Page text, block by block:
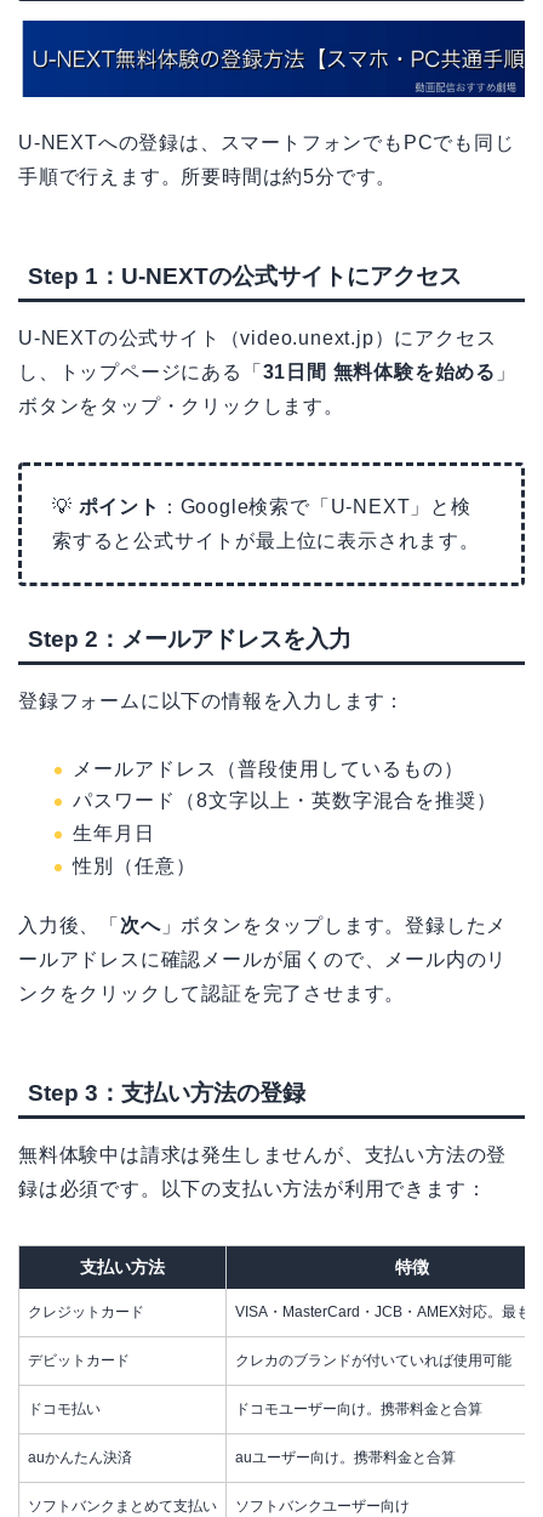
U-NEXTへの登録は、スマートフォンでもPCでも同じ
手順で行えます。所要時間は約5分です。
Step 1：U-NEXTの公式サイトにアクセス
U-NEXTの公式サイト（video.unext.jp）にアクセス
し、トップページにある「 31日間 無料体験を始める 」
ボタンをタップ・クリックします。
💡 ポイント
：Google検索で「U-NEXT」と検
索すると公式サイトが最上位に表示されます。
Step 2：メールアドレスを入力
登録フォームに以下の情報を入力します：
メールアドレス（普段使用しているもの）
パスワード（8文字以上・英数字混合を推奨）
生年月日
性別（任意）
入力後、「 次へ」ボタンをタップします。登録したメ
ールアドレスに確認メールが届くので、メール内のリ
ンクをクリックして認証を完了させます。
Step 3：支払い方法の登録
無料体験中は請求は発生しませんが、支払い方法の登
録は必須です。以下の支払い方法が利用できます：
支払い方法 特徴
クレジットカード VISA・MasterCard・JCB・AMEX対応。最も
デビットカード クレカのブランドが付いていれば使用可能
ドコモ払い ドコモユーザー向け。携帯料金と合算
auかんたん決済 auユーザー向け。携帯料金と合算
ソフトバンクまとめて支払い ソフトバンクユーザー向け